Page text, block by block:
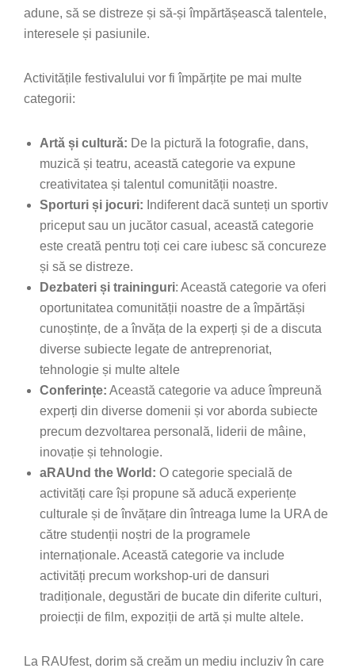
adune, să se distreze și să-și împărtășească talentele,
interesele și pasiunile.
Activitățile festivalului vor fi împărțite pe mai multe
categorii:
Artă și cultură: De la pictură la fotografie, dans,
muzică și teatru, această categorie va expune
creativitatea și talentul comunității noastre.
Sporturi și jocuri: Indiferent dacă sunteți un sportiv
priceput sau un jucător casual, această categorie
este creată pentru toți cei care iubesc să concureze
și să se distreze.
Dezbateri și traininguri: Această categorie va oferi
oportunitatea comunității noastre de a împărtăși
cunoștințe, de a învăța de la experți și de a discuta
diverse subiecte legate de antreprenoriat,
tehnologie și multe altele
Conferințe: Această categorie va aduce împreună
experți din diverse domenii și vor aborda subiecte
precum dezvoltarea personală, liderii de mâine,
inovație și tehnologie.
aRAUnd the World: O categorie specială de
activități care își propune să aducă experiențe
culturale și de învățare din întreaga lume la URA de
către studenții noștri de la programele
internaționale. Această categorie va include
activități precum workshop-uri de dansuri
tradiționale, degustări de bucate din diferite culturi,
proiecții de film, expoziții de artă și multe altele.
La RAUfest, dorim să creăm un mediu incluziv în care